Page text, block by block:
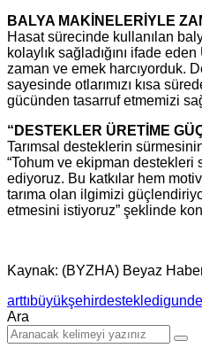
BALYA MAKİNELERİYLE
Hasat sürecinde kullanılan
kolaylık sağladığını ifade
zaman ve emek harcıyorduk.
sayesinde otlarımızı kısa
gücünden tasarruf etmemizi
“DESTEKLER ÜRETİME
Tarımsal desteklerin
“Tohum ve ekipman
ediyoruz. Bu katkılar hem
tarıma olan ilgimizi
etmesini istiyoruz” şeklinde
Kaynak: (BYZHA) Beyaz
arttıbüyükşehirdestekledi
Ara